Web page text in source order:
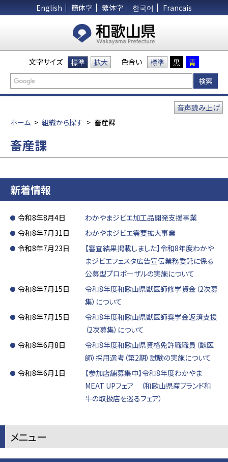
English 簡体字 繁体字 한국어 Francais
文字サイズ 標準 拡大 色合い 標準 黒 青
ホーム > 組織から探す > 畜産課
音声読み上げ
畜産課
新着情報
令和8年8月4日
わかやまジビエ加工品開発支援事業
令和8年7月31日
わかやまジビエ需要拡大事業
令和8年7月23日
【審査結果掲載しました】令和8年度わかや
まジビエフェスタ広告宣伝業務委託に係る
公募型プロポーザルの実施について
令和8年7月15日
令和8年度和歌山県獣医師修学資金（2次募
集）について
令和8年7月15日
令和8年度和歌山県獣医師奨学金返済支援
（2次募集）について
令和8年6月8日
令和8年度和歌山県資格免許職職員（獣医
師）採用選考（第2期）試験の実施について
令和8年6月1日
【参加店舗募集中】令和8年度わかやま
MEAT UPフェア （和歌山県産ブランド和
牛の取扱店を巡るフェア）
メニュー